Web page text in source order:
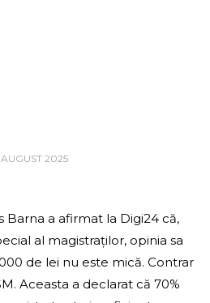
2025
Barna a afirmat la Digi24 că,
al magistraților, opinia sa
de lei nu este mică. Contrar
Aceasta a declarat că 70%